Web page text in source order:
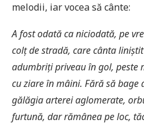
melodii, iar vocea să cânte:
A fost odată ca niciodată, pe
colț de stradă, care cânta
adumbriți priveau în gol, peste
cu ziare în mâini. Fără să bage
gălăgia arterei aglomerate,
furtună, dar rămânea pe loc,